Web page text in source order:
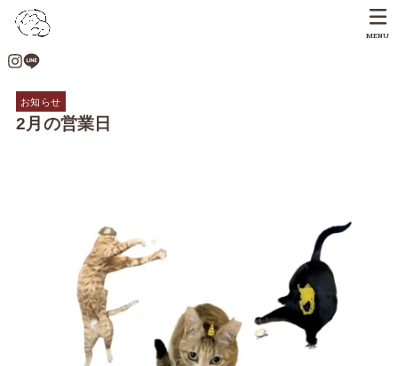
MENU
お知らせ
2月の営業日